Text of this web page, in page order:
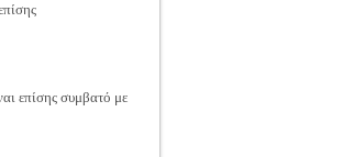
επίσης συμβατό με